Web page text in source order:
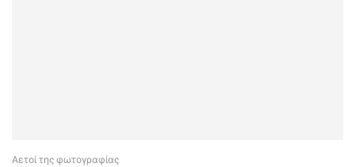
Αετοί της φωτογραφίας